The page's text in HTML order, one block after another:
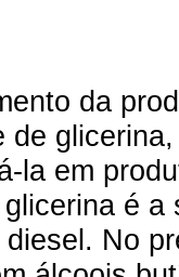
da
de
la em
é
No